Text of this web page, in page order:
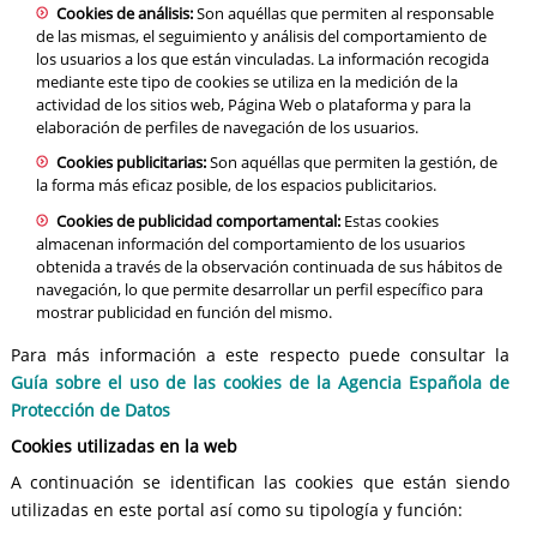
Cookies de análisis:Son aquéllas que permiten al responsable
de las mismas, el seguimiento y análisis del comportamiento de
los usuarios a los que están vinculadas. La información recogida
mediante este tipo de cookies se utiliza en la medición de la
actividad de los sitios web, Página Web o plataforma y para la
elaboración de perfiles de navegación de los usuarios.
Cookies publicitarias:Son aquéllas que permiten la gestión, de
la forma más eficaz posible, de los espacios publicitarios.
Cookies de publicidad comportamental:Estas cookies
almacenan información del comportamiento de los usuarios
obtenida a través de la observación continuada de sus hábitos de
navegación, lo que permite desarrollar un perfil específico para
mostrar publicidad en función del mismo.
Para más información a este respecto puede consultar la
Guía sobre el uso de las cookies de la Agencia Española de
Protección de Datos
Cookies utilizadas en la web
A continuación se identifican las cookies que están siendo
utilizadas en este portal así como su tipología y función: